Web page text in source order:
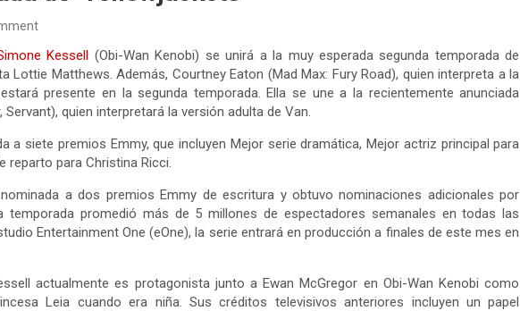
Kessell (Obi-Wan Kenobi) se unirá a la muy esperada segunda temporada de
Lottie Matthews. Además, Courtney Eaton (Mad Max: Fury Road), quien interpreta a la
presente en la segunda temporada. Ella se une a la recientemente anunciada
quien interpretará la versión adulta de Van.
a siete premios Emmy, que incluyen Mejor serie dramática, Mejor actriz principal para
reparto para Christina Ricci.
a dos premios Emmy de escritura y obtuvo nominaciones adicionales por
temporada promedió más de 5 millones de espectadores semanales en todas las
Entertainment One (eOne), la serie entrará en producción a finales de este mes en
actualmente es protagonista junto a Ewan McGregor en Obi-Wan Kenobi como
Leia cuando era niña. Sus créditos televisivos anteriores incluyen un papel